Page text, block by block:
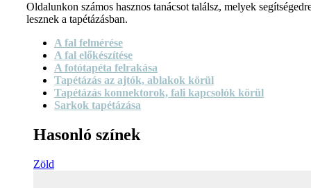
Oldalunkon számos hasznos tanácsot találsz, melyek
lesznek a tapétázásban.
A fal felmérése
A fal előkészítése
A fotótapéta felrakása
Tapétázás az ajtók, ablakok körül
Tapétázás konnektorok, fali kapcsolók körül
Sarkok tapétázása
Hasonló színek
Zöld